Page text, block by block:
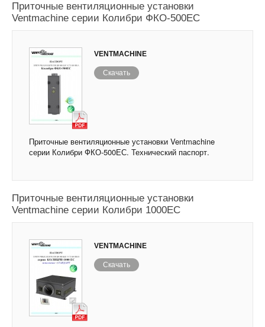
Приточные вентиляционные установки
Ventmachine серии Колибри ФКО-500ЕС
VENTMACHINE
Скачать
Приточные вентиляционные установки Ventmachine
серии Колибри ФКО-500ЕС. Технический паспорт.
Приточные вентиляционные установки
Ventmachine серии Колибри 1000ЕС
VENTMACHINE
Скачать